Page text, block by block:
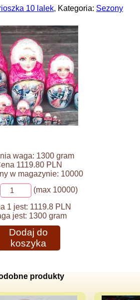
10 lalek, Kategoria: Sezony
waga: 1300 gram
1119.80 PLN
w magazynie: 10000
(max 10000)
1 jest: 1119.8 PLN
jest: 1300 gram
Dodaj do
koszyka
produkty